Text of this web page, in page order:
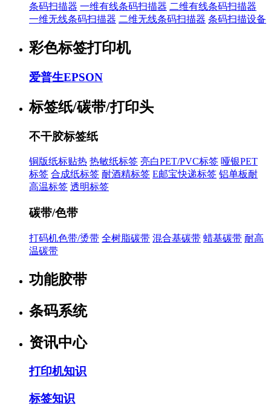
条码扫描器 一维有线条码扫描器 二维有线条码扫描器
一维无线条码扫描器 二维无线条码扫描器 条码扫描设备
彩色标签打印机
爱普生EPSON
标签纸/碳带/打印头
不干胶标签纸
铜版纸标贴热 热敏纸标签 亮白PET/PVC标签 哑银PET
标签 合成纸标签 耐酒精标签 E邮宝快递标签 铝单板耐
高温标签 透明标签
碳带/色带
打码机色带/烫带 全树脂碳带 混合基碳带 蜡基碳带 耐高
温碳带
功能胶带
条码系统
资讯中心
打印机知识
标签知识